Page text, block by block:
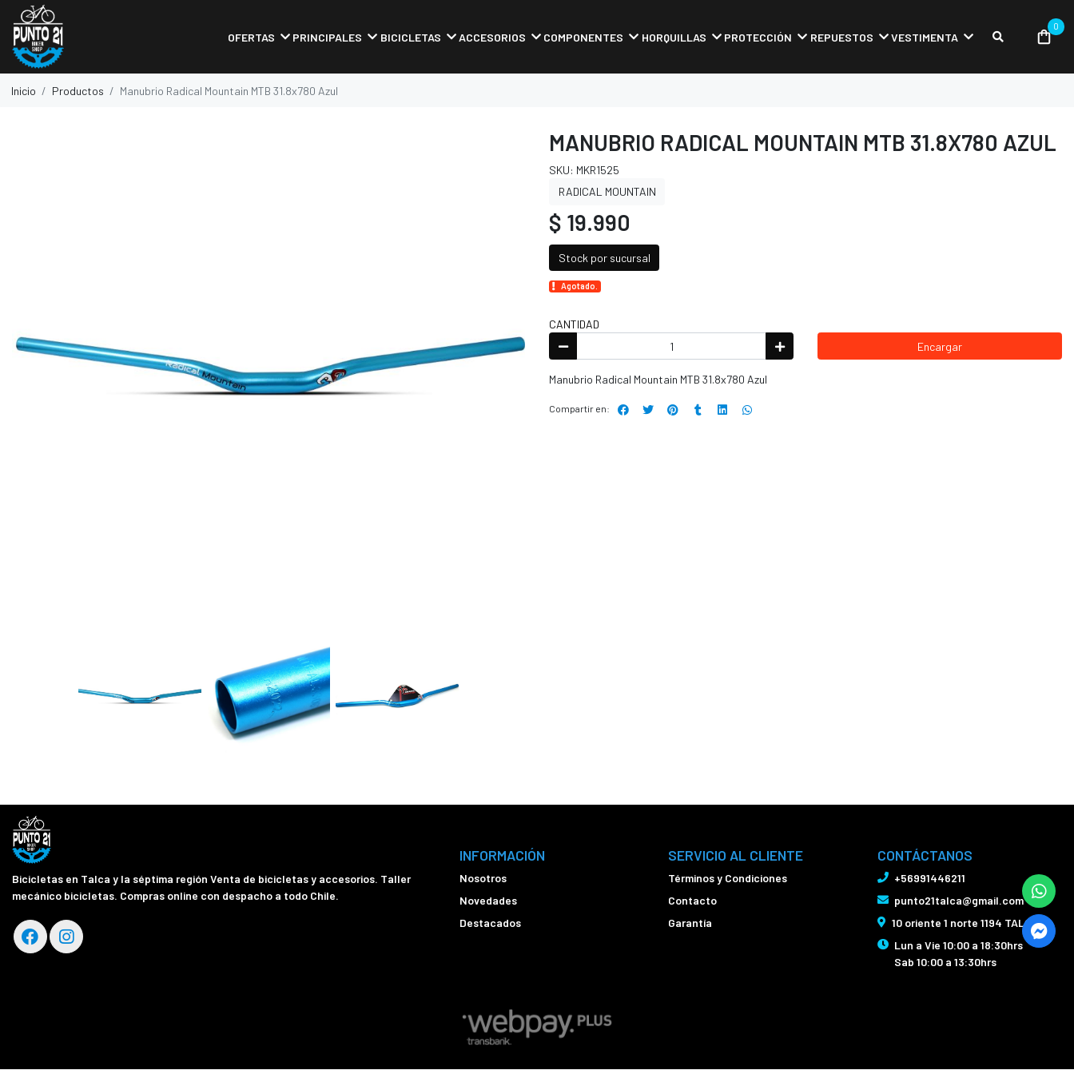
OFERTAS PRINCIPALES BICICLETAS ACCESORIOS COMPONENTES HORQUILLAS PROTECCIÓN REPUESTOS VESTIMENTA
0
Inicio Productos Manubrio Radical Mountain MTB 31.8x780 Azul
MANUBRIO RADICAL MOUNTAIN MTB 31.8X780 AZUL
SKU: MKR1525
RADICAL MOUNTAIN
$ 19.990
Stock por sucursal
Agotado.
CANTIDAD
Encargar
Manubrio Radical Mountain MTB 31.8x780 Azul
Compartir en:
Bicicletas en Talca y la séptima región Venta de bicicletas y accesorios. Taller
mecánico bicicletas. Compras online con despacho a todo Chile.
INFORMACIÓN
Nosotros
Novedades
Destacados
SERVICIO AL CLIENTE
Términos y Condiciones
Contacto
Garantía
CONTÁCTANOS
+56991446211
punto21talca@gmail.com
10 oriente 1 norte 1194 TALCA
Lun a Vie 10:00 a 18:30hrs
Sab 10:00 a 13:30hrs